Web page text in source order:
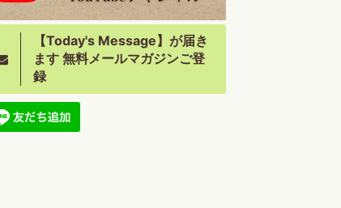
【Today's Message】が届き
ます 無料メールマガジンご登
録